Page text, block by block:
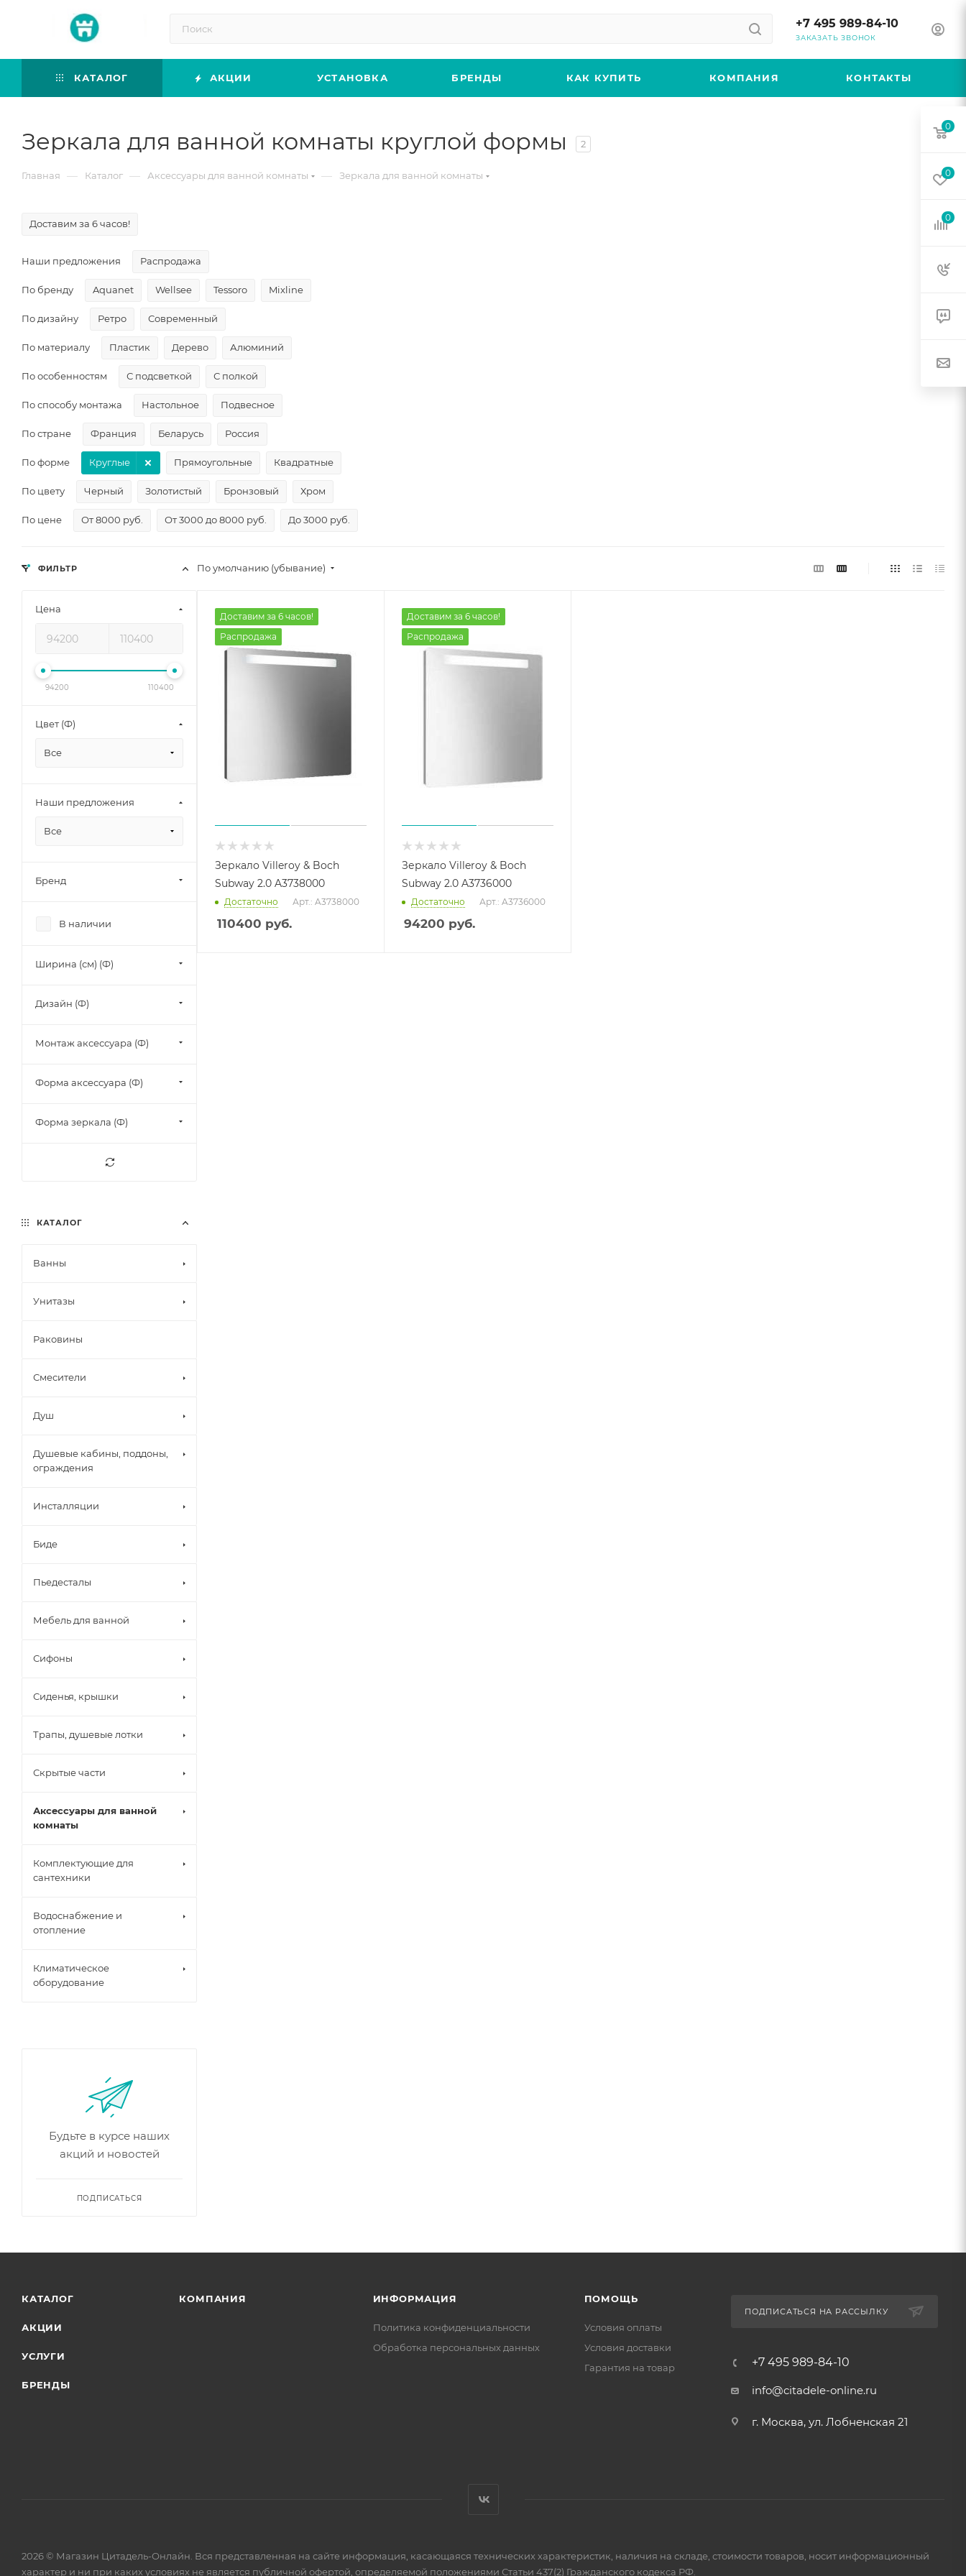
+7 495 989-84-10
ЗАКАЗАТЬ ЗВОНОК
КАТАЛОГ АКЦИИ УСТАНОВКА БРЕНДЫ КАК КУПИТЬ КОМПАНИЯ КОНТАКТЫ
Зеркала для ванной комнаты круглой формы 2
Главная — Каталог — Аксессуары для ванной комнаты — Зеркала для ванной комнаты
Доставим за 6 часов!
Наши предложения Распродажа
По бренду Aquanet Wellsee Tessoro Mixline
По дизайну Ретро Современный
По материалу Пластик Дерево Алюминий
По особенностям С подсветкой С полкой
По способу монтажа Настольное Подвесное
По стране Франция Беларусь Россия
По форме Прямоугольные
Круглые Квадратные
По цвету Черный Золотистый Бронзовый Хром
По цене От 8000 руб. От 3000 до 8000 руб. До 3000 руб.
По умолчанию (убывание)
Доставим за 6 часов!
Распродажа
Зеркало Villeroy & Boch
Subway 2.0 A3738000
Достаточно Арт.: A3738000
110400 руб.
Доставим за 6 часов!
Распродажа
Зеркало Villeroy & Boch
Subway 2.0 A3736000
Достаточно Арт.: A3736000
94200 руб.
ФИЛЬТР
Цена
94200 110400
Цвет (Ф)
Все
Наши предложения
Все
Бренд
В наличии
Ширина (см) (Ф)
Дизайн (Ф)
Монтаж аксессуара (Ф)
Форма аксессуара (Ф)
Форма зеркала (Ф)
КАТАЛОГ
Ванны
Унитазы
Раковины
Смесители
Душ
Душевые кабины, поддоны,
ограждения
Инсталляции
Биде
Пьедесталы
Мебель для ванной
Сифоны
Сиденья, крышки
Трапы, душевые лотки
Скрытые части
Аксессуары для ванной
комнаты
Комплектующие для
сантехники
Водоснабжение и
отопление
Климатическое
оборудование
Будьте в курсе наших
акций и новостей
ПОДПИСАТЬСЯ
КАТАЛОГ
АКЦИИ
УСЛУГИ
БРЕНДЫ
КОМПАНИЯ ИНФОРМАЦИЯ
Политика конфиденциальности
Обработка персональных данных
ПОМОЩЬ
Условия оплаты
Условия доставки
Гарантия на товар
ПОДПИСАТЬСЯ НА РАССЫЛКУ
+7 495 989-84-10
info@citadele-online.ru
г. Москва, ул. Лобненская 21
2026 © Магазин Цитадель-Онлайн. Вся представленная на сайте информация, касающаяся технических характеристик, наличия на складе, стоимости товаров, носит информационный
характер и ни при каких условиях не является публичной офертой, определяемой положениями Статьи 437(2) Гражданского кодекса РФ.
0
0
0